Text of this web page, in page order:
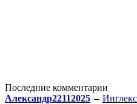
Последние комментарии
Александр22112025
Инглекс